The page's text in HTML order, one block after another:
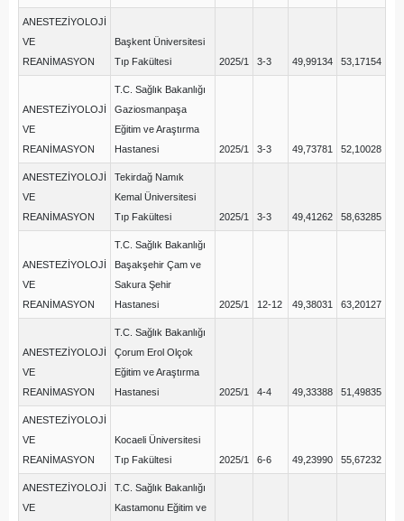
ANESTEZİYOLOJİ
VE
REANİMASYON
Başkent Üniversitesi
Tıp Fakültesi
2025/1 3-3 49,99134 53,17154
ANESTEZİYOLOJİ
VE
REANİMASYON
T.C. Sağlık Bakanlığı
Gaziosmanpaşa
Eğitim ve Araştırma
Hastanesi
2025/1 3-3 49,73781 52,10028
ANESTEZİYOLOJİ
VE
REANİMASYON
Tekirdağ Namık
Kemal Üniversitesi
Tıp Fakültesi
2025/1 3-3 49,41262 58,63285
ANESTEZİYOLOJİ
VE
REANİMASYON
T.C. Sağlık Bakanlığı
Başakşehir Çam ve
Sakura Şehir
Hastanesi
2025/1 12-12 49,38031 63,20127
ANESTEZİYOLOJİ
VE
REANİMASYON
T.C. Sağlık Bakanlığı
Çorum Erol Olçok
Eğitim ve Araştırma
Hastanesi
2025/1 4-4 49,33388 51,49835
ANESTEZİYOLOJİ
VE
REANİMASYON
Kocaeli Üniversitesi
Tıp Fakültesi
2025/1 6-6 49,23990 55,67232
ANESTEZİYOLOJİ
VE
T.C. Sağlık Bakanlığı
Kastamonu Eğitim ve